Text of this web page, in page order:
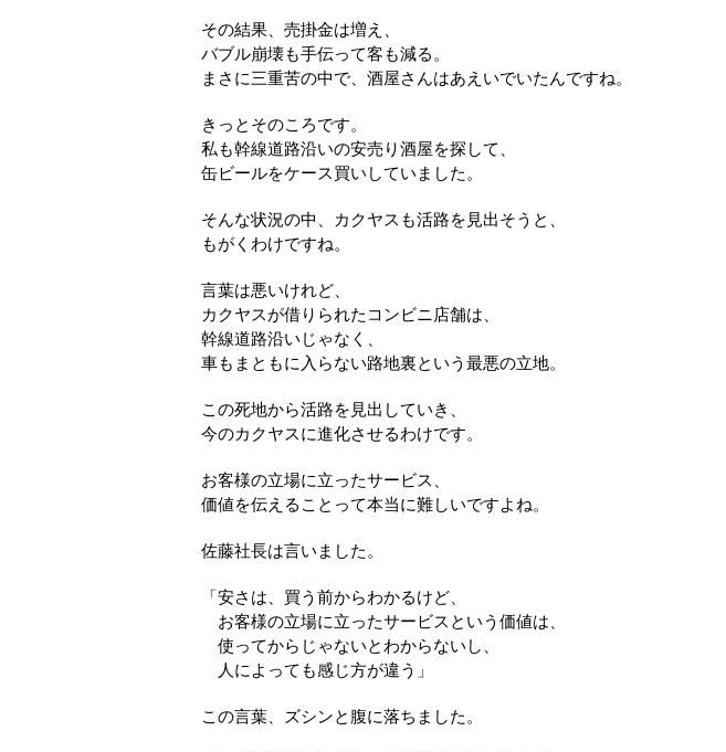
その結果、売掛金は増え、
バブル崩壊も手伝って客も減る。
まさに三重苦の中で、酒屋さんはあえいでいたんですね。
きっとそのころです。
私も幹線道路沿いの安売り酒屋を探して、
缶ビールをケース買いしていました。
そんな状況の中、カクヤスも活路を見出そうと、
もがくわけですね。
言葉は悪いけれど、
カクヤスが借りられたコンビニ店舗は、
幹線道路沿いじゃなく、
車もまともに入らない路地裏という最悪の立地。
この死地から活路を見出していき、
今のカクヤスに進化させるわけです。
お客様の立場に立ったサービス、
価値を伝えることって本当に難しいですよね。
佐藤社長は言いました。
「安さは、買う前からわかるけど、
お客様の立場に立ったサービスという価値は、
使ってからじゃないとわからないし、
人によっても感じ方が違う」
この言葉、ズシンと腹に落ちました。